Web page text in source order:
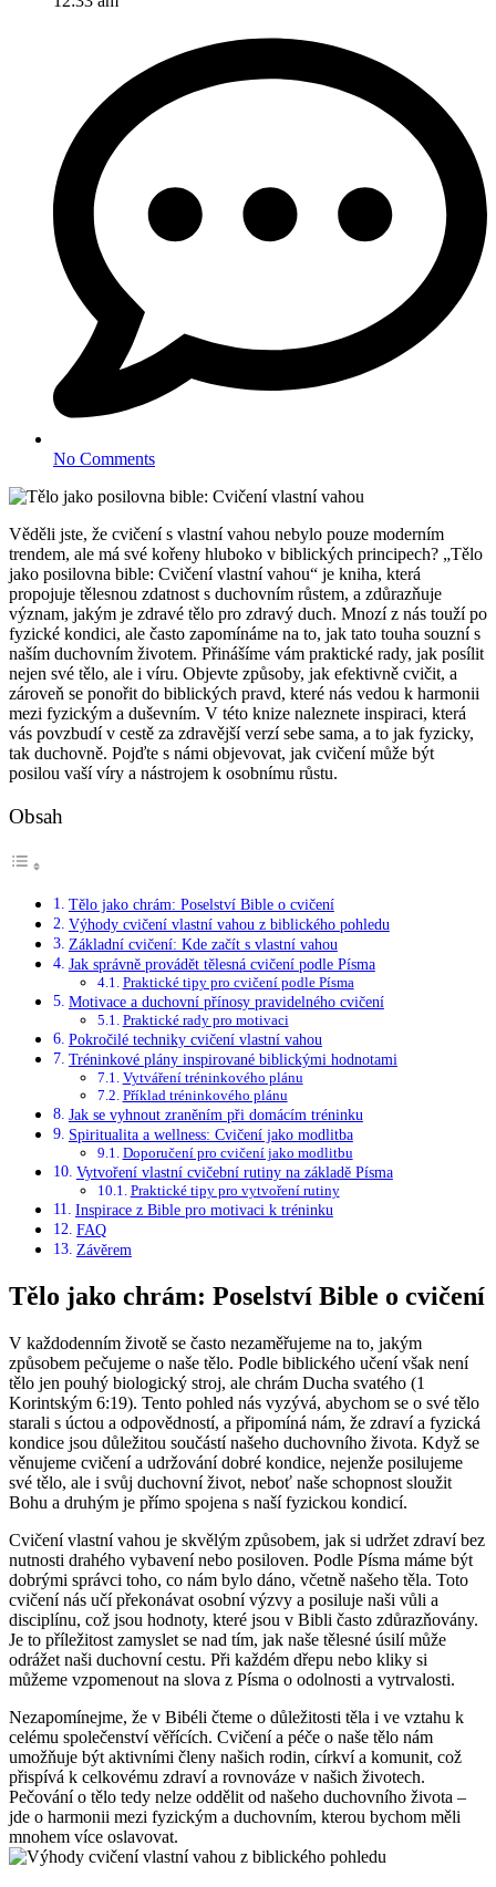
No Comments
Věděli jste, že cvičení s vlastní vahou nebylo pouze moderním
trendem, ale má své kořeny hluboko v biblických principech? „Tělo
jako posilovna bible: Cvičení vlastní vahou“ je kniha, která
propojuje tělesnou zdatnost s duchovním růstem, a zdůrazňuje
význam, jakým je zdravé tělo pro zdravý duch. Mnozí z nás touží po
fyzické kondici, ale často zapomínáme na to, jak tato touha souzní s
naším duchovním životem. Přinášíme vám praktické rady, jak posílit
nejen své tělo, ale i víru. Objevte způsoby, jak efektivně cvičit, a
zároveň se ponořit do biblických pravd, které nás vedou k harmonii
mezi fyzickým a duševním. V této knize naleznete inspiraci, která
vás povzbudí v cestě za zdravější verzí sebe sama, a to jak fyzicky,
tak duchovně. Pojďte s námi objevovat, jak cvičení může být
posilou vaší víry a nástrojem k osobnímu růstu.
Obsah
Tělo jako chrám: Poselství Bible o cvičení
Výhody cvičení vlastní vahou z biblického pohledu
Základní cvičení: Kde začít s vlastní vahou
Jak správně provádět tělesná cvičení podle Písma
Praktické tipy pro cvičení podle Písma
Motivace a duchovní přínosy pravidelného cvičení
Praktické rady pro motivaci
Pokročilé techniky cvičení vlastní vahou
Tréninkové plány inspirované biblickými hodnotami
Vytváření tréninkového plánu
Příklad tréninkového plánu
Jak se vyhnout zraněním při domácím tréninku
Spiritualita a wellness: Cvičení jako modlitba
Doporučení pro cvičení jako modlitbu
Vytvoření vlastní cvičební rutiny na základě Písma
Praktické tipy pro vytvoření rutiny
Inspirace z Bible pro motivaci k tréninku
FAQ
Závěrem
Tělo jako chrám: Poselství Bible o cvičení
V každodenním životě se často nezaměřujeme na to, jakým
způsobem pečujeme o naše tělo. Podle biblického učení však není
tělo jen pouhý biologický stroj, ale chrám Ducha svatého (1
Korintským 6:19). Tento pohled nás vyzývá, abychom se o své tělo
starali s úctou a odpovědností, a připomíná nám, že zdraví a fyzická
kondice jsou důležitou součástí našeho duchovního života. Když se
věnujeme cvičení a udržování dobré kondice, nejenže posilujeme
své tělo, ale i svůj duchovní život, neboť naše schopnost sloužit
Bohu a druhým je přímo spojena s naší fyzickou kondicí.
Cvičení vlastní vahou je skvělým způsobem, jak si udržet zdraví bez
nutnosti drahého vybavení nebo posiloven. Podle Písma máme být
dobrými správci toho, co nám bylo dáno, včetně našeho těla. Toto
cvičení nás učí překonávat osobní výzvy a posiluje naši vůli a
disciplínu, což jsou hodnoty, které jsou v Bibli často zdůrazňovány.
Je to příležitost zamyslet se nad tím, jak naše tělesné úsilí může
odrážet naši duchovní cestu. Při každém dřepu nebo kliky si
můžeme vzpomenout na slova z Písma o odolnosti a vytrvalosti.
Nezapomínejme, že v Bibéli čteme o důležitosti těla i ve vztahu k
celému společenství věřících. Cvičení a péče o naše tělo nám
umožňuje být aktivními členy našich rodin, církví a komunit, což
přispívá k celkovému zdraví a rovnováze v našich životech.
Pečování o tělo tedy nelze oddělit od našeho duchovního života –
jde o harmonii mezi fyzickým a duchovním, kterou bychom měli
mnohem více oslavovat.